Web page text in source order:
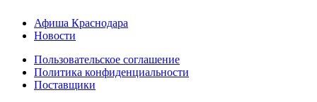
Афиша Краснодара
Новости
Пользовательское соглашение
Политика конфиденциальности
Поставщики